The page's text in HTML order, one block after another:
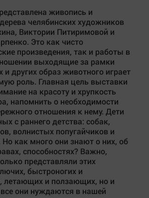
живопись и
челябинских художников
Виктории Питиримовой и
Это как чисто
произведения, так и работы в
выходящие за рамки
и других образ животного играет
роль. Главная цель выставки
на красоту и хрупкость
напомнить о необходимости
отношения к нему. Дети
с раннего детства: собак,
волнистых попугайчиков и
Но как много они знают о них, об
способностях? Важно,
представляли этих
быстроногих и
летающих и ползающих, но и
они нуждаются в нашей